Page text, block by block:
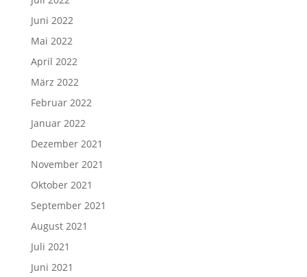
Juni 2022
Mai 2022
April 2022
März 2022
Februar 2022
Januar 2022
Dezember 2021
November 2021
Oktober 2021
September 2021
August 2021
Juli 2021
Juni 2021